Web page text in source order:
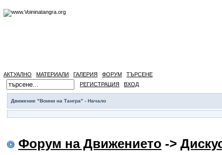
АКТУАЛНО МАТЕРИАЛИ ГАЛЕРИЯ ФОРУМ
ТЪРСЕНЕ
РЕГИСТРАЦИЯ
ВХОД
Движение "Воини на Тангра" - Начало
Форум на Движението ->